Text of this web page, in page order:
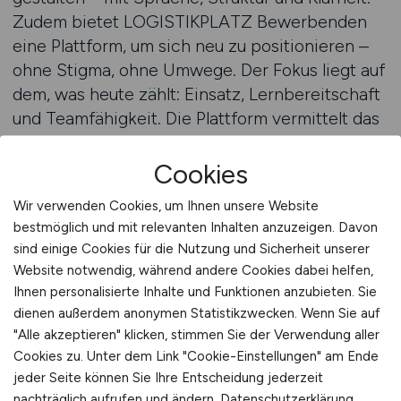
Zudem bietet LOGISTIKPLATZ Bewerbenden
eine Plattform, um sich neu zu positionieren –
ohne Stigma, ohne Umwege. Der Fokus liegt auf
dem, was heute zählt: Einsatz, Lernbereitschaft
und Teamfähigkeit. Die Plattform vermittelt das
Selbstbewusstsein, das es für den nächsten
Schritt braucht – unabhängig vom Alter, vom
bisherigen Beruf oder der bisherigen Branche.
Zu den Stellenangeboten
Viele Umsteiger erleben den Wechsel in die
Logistik als Befreiung – raus aus alten Mustern,
hinein in eine Branche mit Struktur, Dynamik
und echtem Bedarf. LOGISTIKPLATZ kanalisiert
diese Bewegung und gibt ihr Richtung. Statt
sich im Bewerbungsdschungel zu verlieren,
finden Nutzer hier konkrete Optionen, reale
Cookies
Wir verwenden Cookies, um Ihnen unsere Website
bestmöglich und mit relevanten Inhalten anzuzeigen. Davon
sind einige Cookies für die Nutzung und Sicherheit unserer
Website notwendig, während andere Cookies dabei helfen,
Ihnen personalisierte Inhalte und Funktionen anzubieten. Sie
dienen außerdem anonymen Statistikzwecken. Wenn Sie auf
"Alle akzeptieren" klicken, stimmen Sie der Verwendung aller
Cookies zu. Unter dem Link "Cookie-Einstellungen" am Ende
jeder Seite können Sie Ihre Entscheidung jederzeit